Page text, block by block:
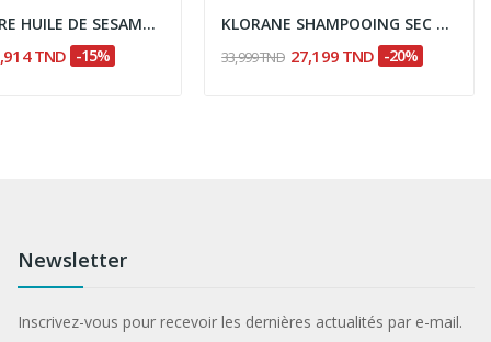
ALMAFLORE HUILE DE SESAME 50ML
TND -15%
KLORANE SHAMPOOING SEC TEINTE AU LAIT D'AVOINE...
33,999 TND 27,199 TND -20%
Newsletter
Inscrivez-vous pour recevoir les dernières actualités par e-mail.